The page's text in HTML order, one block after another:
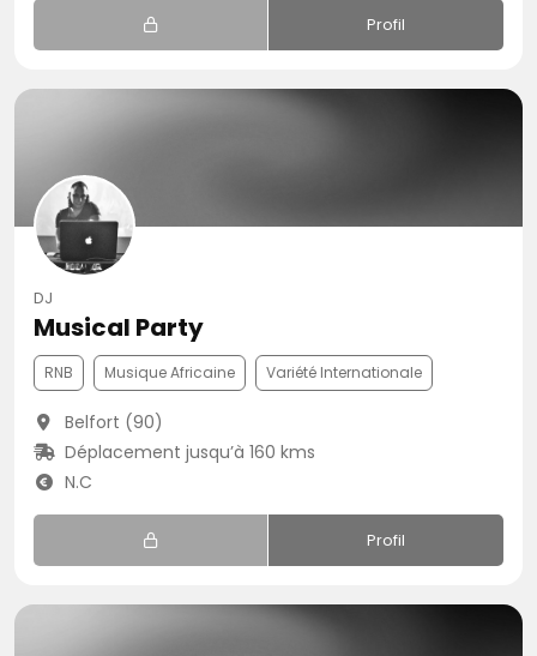
Profil
DJ
Musical Party
RNB Musique Africaine Variété Internationale
Belfort (90)
Déplacement jusqu’à 160 kms
N.C
Profil